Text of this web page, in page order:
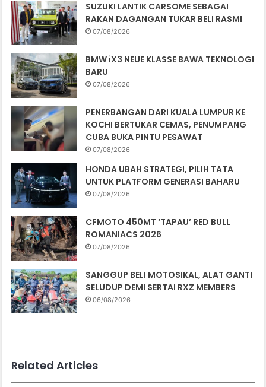
SUZUKI LANTIK CARSOME SEBAGAI
RAKAN DAGANGAN TUKAR BELI RASMI
07/08/2026
BMW iX3 NEUE KLASSE BAWA TEKNOLOGI
BARU
07/08/2026
PENERBANGAN DARI KUALA LUMPUR KE
KOCHI BERTUKAR CEMAS, PENUMPANG
CUBA BUKA PINTU PESAWAT
07/08/2026
HONDA UBAH STRATEGI, PILIH TATA
UNTUK PLATFORM GENERASI BAHARU
07/08/2026
CFMOTO 450MT ‘TAPAU’ RED BULL
ROMANIACS 2026
07/08/2026
SANGGUP BELI MOTOSIKAL, ALAT GANTI
SELUDUP DEMI SERTAI RXZ MEMBERS
06/08/2026
Related Articles